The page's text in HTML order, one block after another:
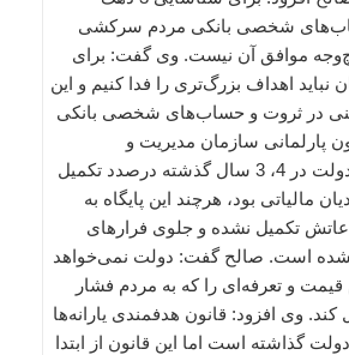
شخصی بانکی مردم سرکشی
موافق آن نیست. وی گفت: برای
اهداف بزرگ‌تری را فدا کنیم و این
در ثروت و حساب‌های شخصی بانکی
پارلمانی سازمان مدیریت و
برنامه‌ریزی افزود: دولت در 4، 3 سال گذشته درصدد تکمیل
مالیاتی بود، هرچند این پایگاه به
تکمیل نشده و جلوی فرارهای
نشده است. صالح گفت: دولت نمی‌خواهد
افزایش قیمت و تعرفه‌ای را که به مردم فشار
کند. وی افزود: قانون هدفمندی یارانه‌ها
گذاشته است اما این قانون از ابتدا